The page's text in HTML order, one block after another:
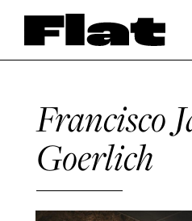
Francisco
Goerlich